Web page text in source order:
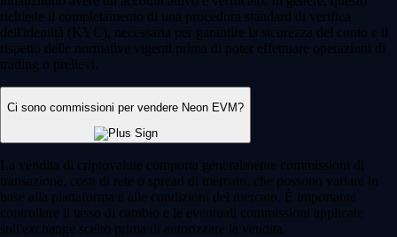
richiede il completamento di una procedura standard di verifica
dell'identità (KYC), necessaria per garantire la sicurezza del conto e il
rispetto delle normative vigenti prima di poter effettuare operazioni di
trading o prelievi.
Ci sono commissioni per vendere Neon EVM?
La vendita di criptovalute comporta generalmente commissioni di
transazione, costi di rete o spread di mercato, che possono variare in
base alla piattaforma e alle condizioni del mercato. È importante
controllare il tasso di cambio e le eventuali commissioni applicate
sull'exchange scelto prima di autorizzare la vendita.